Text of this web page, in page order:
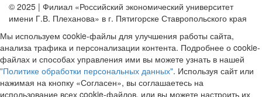
© 2025 | Филиал «Российский экономический университет
имени Г.В. Плеханова» в г. Пятигорске Ставропольского края
Мы используем cookie-файлы для улучшения работы сайта,
анализа трафика и персонализации контента. Подробнее о cookie-
файлах и способах управления ими вы можете узнать в нашей
"Политике обработки персональных данных". Используя сайт или
нажимая на кнопку «Согласен», вы соглашаетесь на
использование всех cookie-файлов, или вы можете настроить их